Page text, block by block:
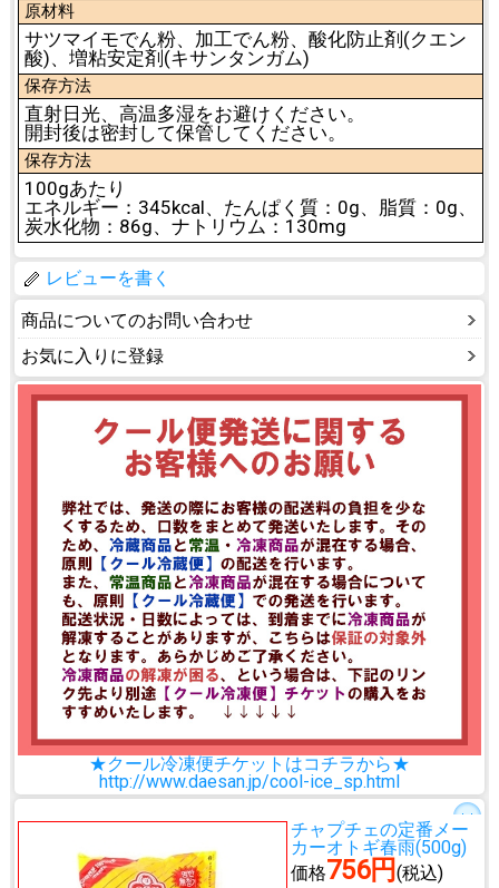
原材料
サツマイモでん粉、加工でん粉、酸化防止剤(クエン
酸)、増粘安定剤(キサンタンガム)
保存方法
直射日光、高温多湿をお避けください。
開封後は密封して保管してください。
保存方法
100gあたり
エネルギー：345kcal、たんぱく質：0g、脂質：0g、
炭水化物：86g、ナトリウム：130mg
レビューを書く
商品についてのお問い合わせ
お気に入りに登録
★クール冷凍便チケットはコチラから★
http://www.daesan.jp/cool-ice_sp.html
チャプチェの定番メー
カーオトギ春雨(500g)
価格756円 (税込)